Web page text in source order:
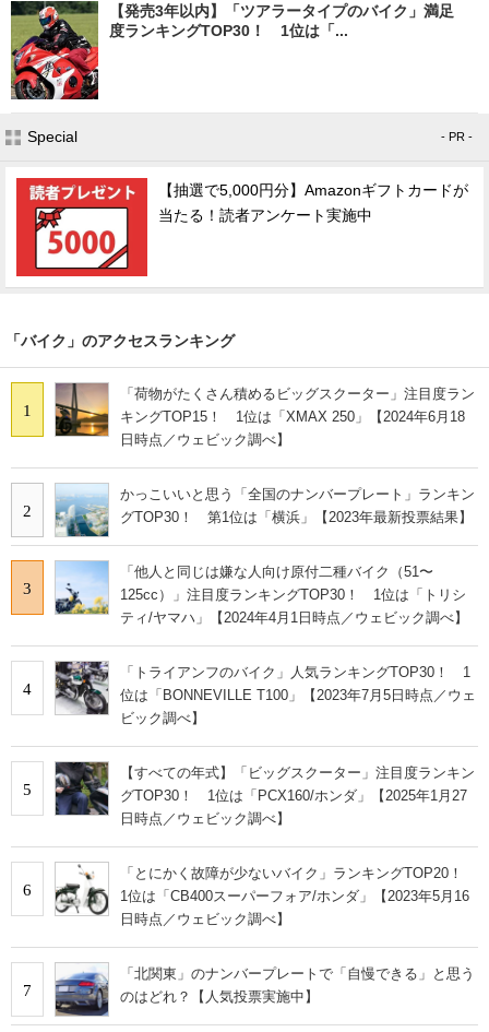
【発売3年以内】「ツアラータイプのバイク」満足
度ランキングTOP30！ 1位は「...
Special - PR -
【抽選で5,000円分】Amazonギフトカードが
当たる！読者アンケート実施中
「バイク」のアクセスランキング
1
「荷物がたくさん積めるビッグスクーター」注目度ラン
キングTOP15！ 1位は「XMAX 250」【2024年6月18
日時点／ウェビック調べ】
2
かっこいいと思う「全国のナンバープレート」ランキン
グTOP30！ 第1位は「横浜」【2023年最新投票結果】
3
「他人と同じは嫌な人向け原付二種バイク（51〜
125cc）」注目度ランキングTOP30！ 1位は「トリシ
ティ/ヤマハ」【2024年4月1日時点／ウェビック調べ】
4
「トライアンフのバイク」人気ランキングTOP30！ 1
位は「BONNEVILLE T100」【2023年7月5日時点／ウェ
ビック調べ】
5
【すべての年式】「ビッグスクーター」注目度ランキン
グTOP30！ 1位は「PCX160/ホンダ」【2025年1月27
日時点／ウェビック調べ】
6
「とにかく故障が少ないバイク」ランキングTOP20！
1位は「CB400スーパーフォア/ホンダ」【2023年5月16
日時点／ウェビック調べ】
7
「北関東」のナンバープレートで「自慢できる」と思う
のはどれ？【人気投票実施中】